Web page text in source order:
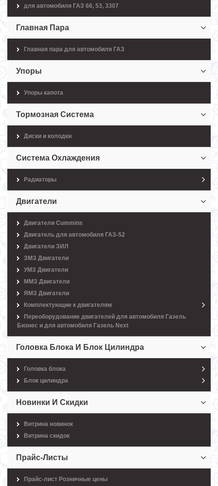
для автомобиля ГАЗ 66, 53, 3307
Главная Пара
Главная пара для автомобиля ГАЗ
Упоры
Упоры капота
Тормозная Система
Диски и колодки
Система Охлаждения
Радиаторы
Двигатели
Двигатели Cummins
Двигатель для автомобиля ГАЗ-52
Двигатели ЗИЛ
ЗМЗ Двигатели
УМЗ Двигатели
ММЗ Двигатели
ЯМЗ Двигатели
Комплектующие к двигателям
Переоборудование двигателей для автомобиля Газель
Бизнес и для автомобиля Газель Next
Головка Блока И Блок Цилиндра
Головка блока
Блок цилиндра
Новинки И Скидки
Витрина новинок
Витрина скидок
Прайс-Листы
Прайс-лист Розничные цены